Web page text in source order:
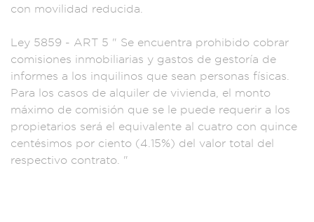
con movilidad reducida.
Ley 5859 - ART 5 " Se encuentra prohibido cobrar
comisiones inmobiliarias y gastos de gestoría de
informes a los inquilinos que sean personas físicas.
Para l os casos de alquiler de vivienda, el monto
máximo de comisión que se le puede requerir a los
propietarios será el equivalente al cuatro con quince
centésimos por ciento (4.15%) del valor total del
respectivo contrato. "